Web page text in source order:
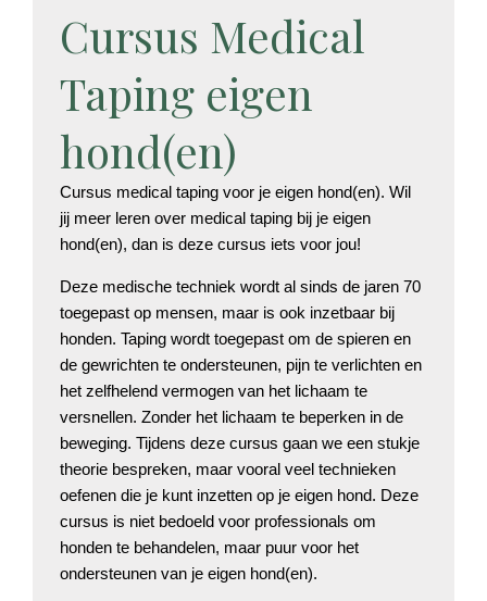
Cursus Medical
Taping eigen
hond(en)
Cursus medical taping voor je eigen hond(en). Wil
jij meer leren over medical taping bij je eigen
hond(en), dan is deze cursus iets voor jou!
Deze medische techniek wordt al sinds de jaren 70
toegepast op mensen, maar is ook inzetbaar bij
honden. Taping wordt toegepast om de spieren en
de gewrichten te ondersteunen, pijn te verlichten en
het zelfhelend vermogen van het lichaam te
versnellen. Zonder het lichaam te beperken in de
beweging. Tijdens deze cursus gaan we een stukje
theorie bespreken, maar vooral veel technieken
oefenen die je kunt inzetten op je eigen hond. Deze
cursus is niet bedoeld voor professionals om
honden te behandelen, maar puur voor het
ondersteunen van je eigen hond(en).